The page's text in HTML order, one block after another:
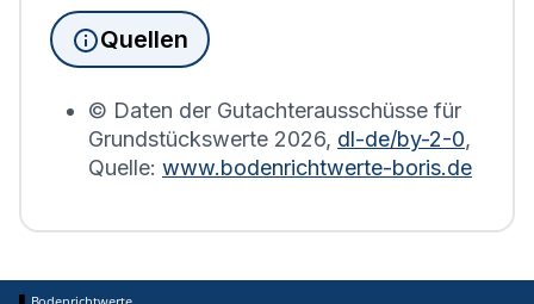
die Grundsteuererklärung auf Basis des
Bodenrichtwerts des entsprechenden Jahres
Quellen
© Daten der Gutachterausschüsse für
Grundstückswerte 2026, dl-de/by-2-0,
Quelle: www.bodenrichtwerte-boris.de